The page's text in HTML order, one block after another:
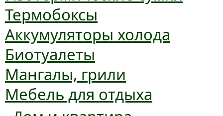
Термобоксы
Аккумуляторы холода
Биотуалеты
Мангалы, грили
Мебель для отдыха